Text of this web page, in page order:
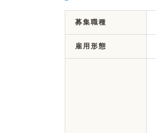
募集職種
雇用形態